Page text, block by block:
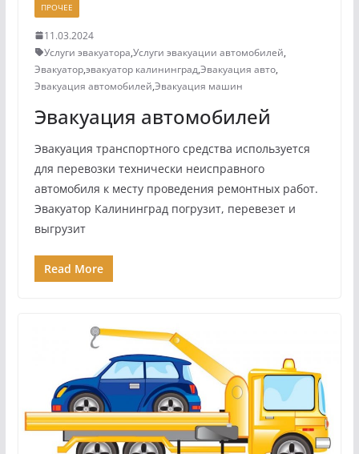
ПРОЧЕЕ
11.03.2024
Услуги эвакуатора,Услуги эвакуации автомобилей,
Эвакуатор,эвакуатор калининград,Эвакуация авто,
Эвакуация автомобилей,Эвакуация машин
Эвакуация автомобилей
Эвакуация транспортного средства используется
для перевозки технически неисправного
автомобиля к месту проведения ремонтных работ.
Эвакуатор Калининград погрузит, перевезет и
выгрузит
Read More